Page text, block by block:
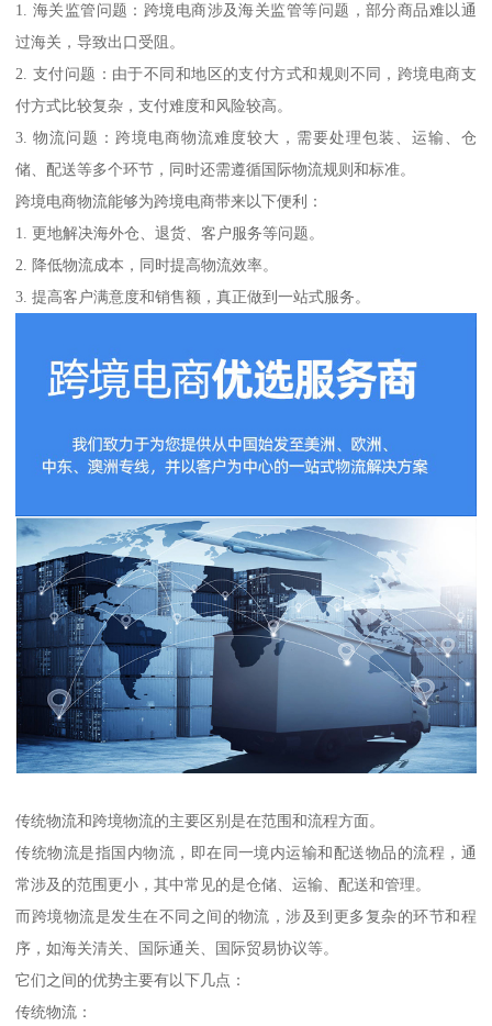
1. 海关监管问题：跨境电商涉及海关监管等问题，部分商品难以通
过海关，导致出口受阻。
2. 支付问题：由于不同和地区的支付方式和规则不同，跨境电商支
付方式比较复杂，支付难度和风险较高。
3. 物流问题：跨境电商物流难度较大，需要处理包装、运输、仓
储、配送等多个环节，同时还需遵循国际物流规则和标准。
跨境电商物流能够为跨境电商带来以下便利：
1. 更地解决海外仓、退货、客户服务等问题。
2. 降低物流成本，同时提高物流效率。
3. 提高客户满意度和销售额，真正做到一站式服务。
传统物流和跨境物流的主要区别是在范围和流程方面。
传统物流是指国内物流，即在同一境内运输和配送物品的流程，通
常涉及的范围更小，其中常见的是仓储、运输、配送和管理。
而跨境物流是发生在不同之间的物流，涉及到更多复杂的环节和程
序，如海关清关、国际通关、国际贸易协议等。
它们之间的优势主要有以下几点：
传统物流：